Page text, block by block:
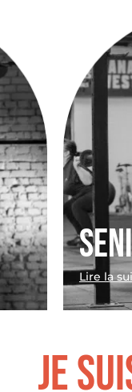
Lire la
Je